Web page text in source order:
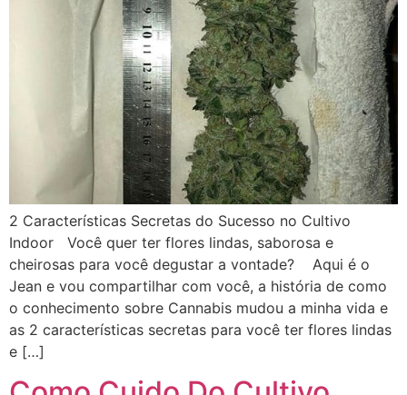
2 Características Secretas do Sucesso no Cultivo
Indoor Você quer ter flores lindas, saborosa e
cheirosas para você degustar a vontade? Aqui é o
Jean e vou compartilhar com você, a história de como
o conhecimento sobre Cannabis mudou a minha vida e
as 2 características secretas para você ter flores lindas
e […]